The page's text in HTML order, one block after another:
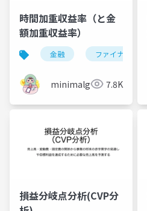
時間加重収益率（と金
額加重収益率）
金融 ファイナンス
minimalgreen7.8K
損益分岐点分析(CVP分